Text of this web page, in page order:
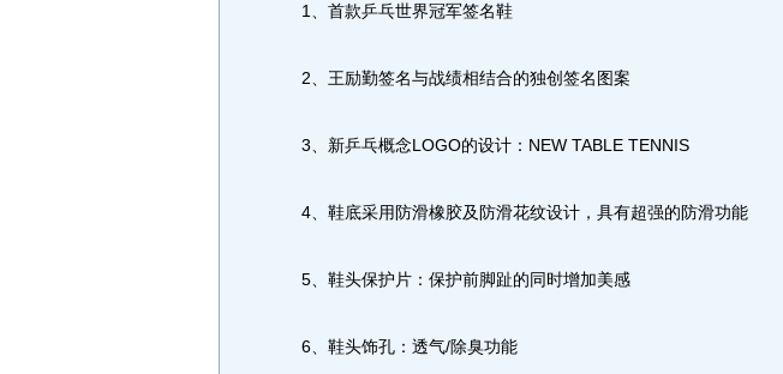
1、首款乒乓世界冠军签名鞋
2、王励勤签名与战绩相结合的独创签名图案
3、新乒乓概念LOGO的设计：NEW TABLE TENNIS
4、鞋底采用防滑橡胶及防滑花纹设计，具有超强的防滑功能
5、鞋头保护片：保护前脚趾的同时增加美感
6、鞋头饰孔：透气/除臭功能